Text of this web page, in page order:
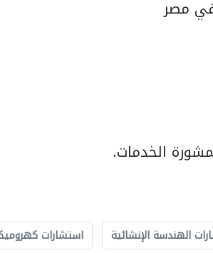
مصر
الخدمات.
الهندسة الإنشائية استشارات